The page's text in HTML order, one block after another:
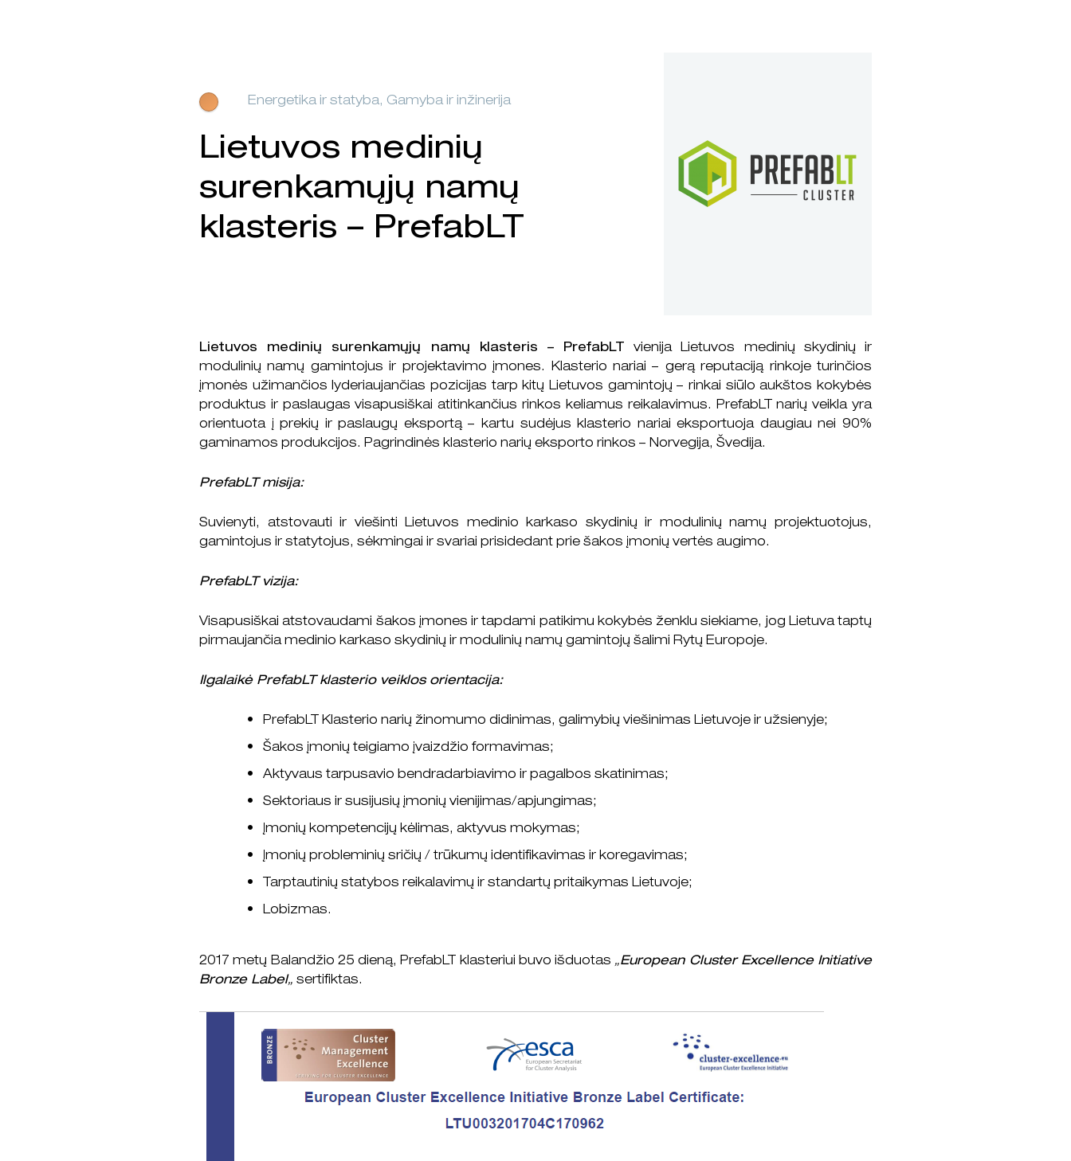
Energetika ir statyba, Gamyba ir inžinerija
Lietuvos medinių
surenkamųjų namų
klasteris – PrefabLT
Lietuvos medinių surenkamųjų namų klasteris – PrefabLT
vienija Lietuvos medinių skydinių ir
modulinių namų gamintojus ir projektavimo įmones. Klasterio nariai – gerą reputaciją rinkoje turinčios
įmonės užimančios lyderiaujančias pozicijas tarp kitų Lietuvos gamintojų – rinkai siūlo aukštos kokybės
produktus ir paslaugas visapusiškai atitinkančius rinkos keliamus reikalavimus. PrefabLT narių veikla yra
orientuota į prekių ir paslaugų eksportą – kartu sudėjus klasterio nariai eksportuoja daugiau nei 90%
gaminamos produkcijos. Pagrindinės klasterio narių eksporto rinkos – Norvegija, Švedija.
PrefabLT misija:
Suvienyti, atstovauti ir viešinti Lietuvos medinio karkaso skydinių ir modulinių namų projektuotojus,
gamintojus ir statytojus, sėkmingai ir svariai prisidedant prie šakos įmonių vertės augimo.
PrefabLT vizija:
Visapusiškai atstovaudami šakos įmones ir tapdami patikimu kokybės ženklu siekiame, jog Lietuva taptų
pirmaujančia medinio karkaso skydinių ir modulinių namų gamintojų šalimi Rytų Europoje.
Ilgalaikė PrefabLT klasterio veiklos orientacija:
PrefabLT Klasterio narių žinomumo didinimas, galimybių viešinimas Lietuvoje ir užsienyje;
Šakos įmonių teigiamo įvaizdžio formavimas;
Aktyvaus tarpusavio bendradarbiavimo ir pagalbos skatinimas;
Sektoriaus ir susijusių įmonių vienijimas/apjungimas;
Įmonių kompetencijų kėlimas, aktyvus mokymas;
Įmonių probleminių sričių / trūkumų identifikavimas ir koregavimas;
Tarptautinių statybos reikalavimų ir standartų pritaikymas Lietuvoje;
Lobizmas.
2017 metų Balandžio 25 dieną, PrefabLT klasteriui buvo išduotas „European Cluster Excellence Initiative
Bronze Label„ sertifiktas.